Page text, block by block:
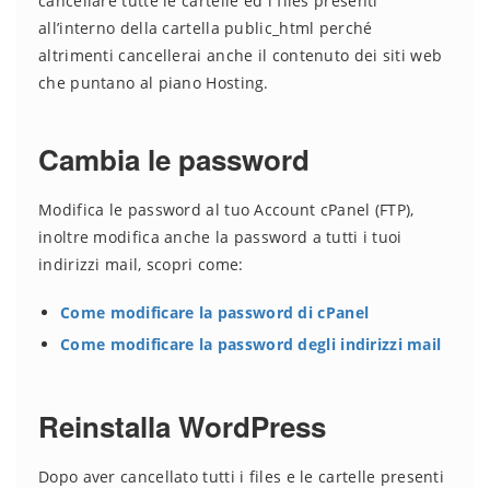
all’interno della cartella public_html perché
altrimenti cancellerai anche il contenuto dei siti web
che puntano al piano Hosting.
Cambia le password
Modifica le password al tuo Account cPanel (FTP),
inoltre modifica anche la password a tutti i tuoi
indirizzi mail, scopri come:
Come modificare la password di cPanel
Come modificare la password degli indirizzi mail
Reinstalla WordPress
Dopo aver cancellato tutti i files e le cartelle presenti